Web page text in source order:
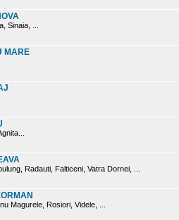
Sinaia, ...
MARE
Radauti, Falticeni, Vatra Dornei, ...
Magurele, Rosiori, Videle, ...